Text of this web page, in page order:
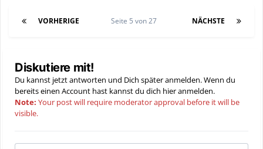
VORHERIGE NÄCHSTE
Seite 5 von 27
Diskutiere mit!
Du kannst jetzt antworten und Dich später anmelden. Wenn du
bereits einen Account hast kannst du dich hieranmelden.
Note: Your post will require moderator approval before it will be
visible.